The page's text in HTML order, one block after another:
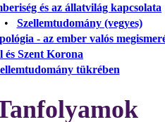
és az állatvilág kapcsolata
Szellemtudomány (vegyes)
- az ember valós
és Szent Korona
tükrében